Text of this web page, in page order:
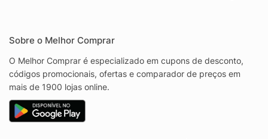
Sobre o Melhor Comprar
O Melhor Comprar é especializado em cupons de desconto,
códigos promocionais, ofertas e comparador de preços em
mais de 1900 lojas online.